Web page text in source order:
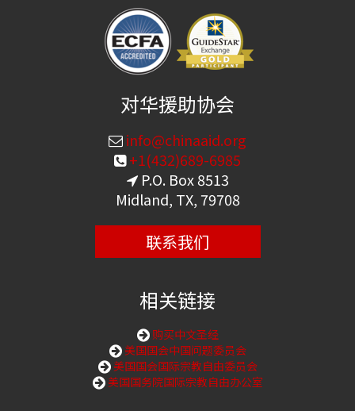
对华援助协会
info@chinaaid.org
+1(432)689-6985
P.O. Box 8513
Midland, TX, 79708
联系我们
相关链接
购买中文圣经
美国国会中国问题委员会
美国国会国际宗教自由委员会
美国国务院国际宗教自由办公室